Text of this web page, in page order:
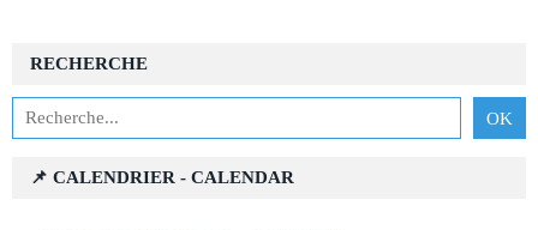
RECHERCHE
📌 CALENDRIER - CALENDAR